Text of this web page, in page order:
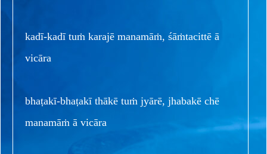
kadī-kadī tuṁ karajē manamāṁ, śāṁtacittē ā
vicāra
bhaṭakī-bhaṭakī thākē tuṁ jyārē, jhabakē chē
manamāṁ ā vicāra